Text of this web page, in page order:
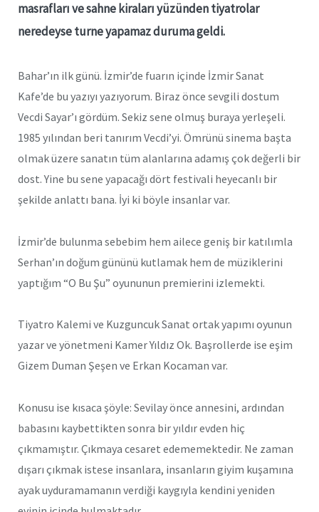
masrafları ve sahne kiraları yüzünden tiyatrolar
neredeyse turne yapamaz duruma geldi.
Bahar’ın ilk günü. İzmir’de fuarın içinde İzmir Sanat
Kafe’de bu yazıyı yazıyorum. Biraz önce sevgili dostum
Vecdi Sayar’ı gördüm. Sekiz sene olmuş buraya yerleşeli.
1985 yılından beri tanırım Vecdi’yi. Ömrünü sinema başta
olmak üzere sanatın tüm alanlarına adamış çok değerli bir
dost. Yine bu sene yapacağı dört festivali heyecanlı bir
şekilde anlattı bana. İyi ki böyle insanlar var.
İzmir’de bulunma sebebim hem ailece geniş bir katılımla
Serhan’ın doğum gününü kutlamak hem de müziklerini
yaptığım “O Bu Şu” oyununun premierini izlemekti.
Tiyatro Kalemi ve Kuzguncuk Sanat ortak yapımı oyunun
yazar ve yönetmeni Kamer Yıldız Ok. Başrollerde ise eşim
Gizem Duman Şeşen ve Erkan Kocaman var.
Konusu ise kısaca şöyle: Sevilay önce annesini, ardından
babasını kaybettikten sonra bir yıldır evden hiç
çıkmamıştır. Çıkmaya cesaret edememektedir. Ne zaman
dışarı çıkmak istese insanlara, insanların giyim kuşamına
ayak uyduramamanın verdiği kaygıyla kendini yeniden